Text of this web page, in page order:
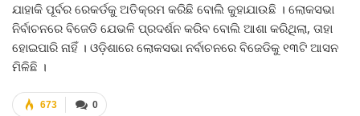
ଯାହାକି ପୂର୍ବର ରେକର୍ଡକୁ ଅତିକ୍ରମ କରିଛି ବୋଲି କୁହାଯାଉଛି । ଲୋକସଭା
ନିର୍ବାଚନରେ ବିଜେଡି ଯେଭଳି ପ୍ରଦର୍ଶନ କରିବ ବୋଲି ଆଶା କରିଥିଲା, ତାହା
ହୋଇପାରି ନାହିଁ । ଓଡ଼ିଶାରେ ଲୋକସଭା ନର୍ବାଚନରେ ବିଜେଡିକୁ ୧୩ଟି ଆସନ
ମିଳିଛି ।
0
673